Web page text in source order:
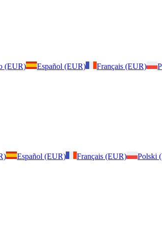
(EUR) Español (EUR) Français (EUR)
Español (EUR) Français (EUR) Polski